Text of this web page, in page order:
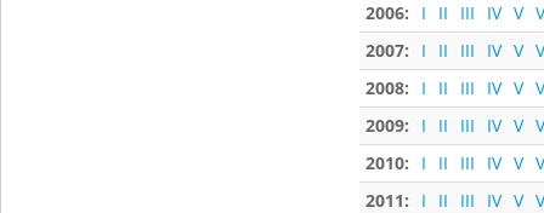
2006:
I II III IV V
2007:
I II III IV V
2008:
I II III IV V
2009:
I II III IV V
2010:
I II III IV V
2011:
I II III IV V